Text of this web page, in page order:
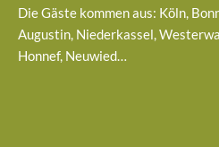
Die Gäste kommen aus: Köln,
Augustin, Niederkassel,
Honnef, Neuwied…